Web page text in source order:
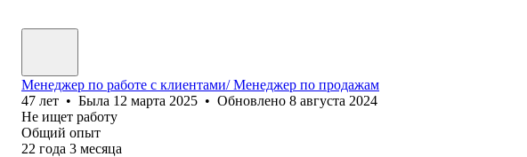
Менеджер по работе с клиентами/ Менеджер по продажам
47 лет • Была 12 марта 2025 • Обновлено 8 августа 2024
Не ищет работу
Общий опыт
22 года 3 месяца